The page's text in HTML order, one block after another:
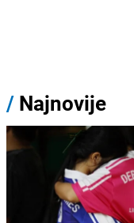
/ Najnovije